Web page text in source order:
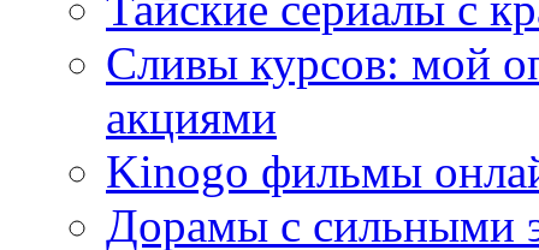
Сливы курсов: мой
акциями
Kinogo фильмы
Дорамы с сильными